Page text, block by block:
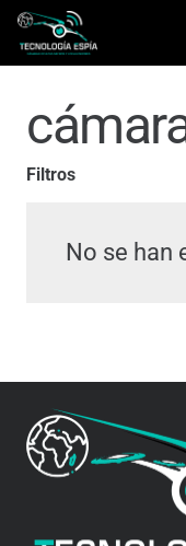
Filtros
No se han